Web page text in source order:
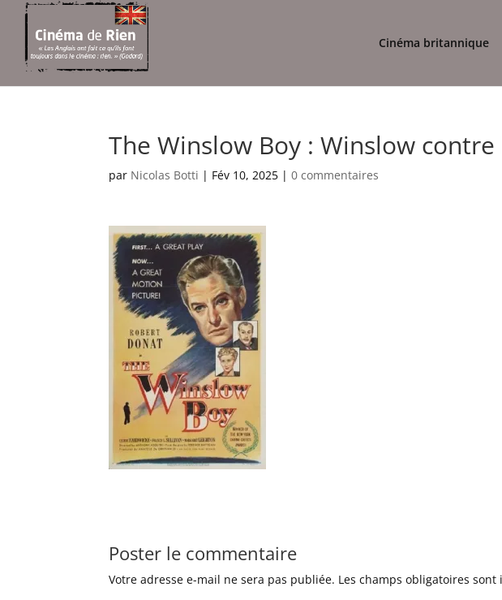
Cinéma britannique
The Winslow Boy : Winslow
par Nicolas Botti | Fév 10, 2025 |0 commentaires
Poster le commentaire
Votre adresse e-mail ne sera pas publiée. Les champs obligatoires